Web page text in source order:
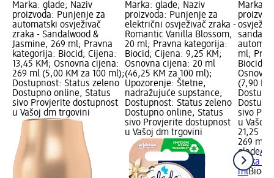
Marka: glade; Naziv
proizvoda: Punjenje za
automatski osvježivač
zraka - Sandalwood &
Jasmine, 269 ml; Pravna
kategorija: Biocid; Cijena:
13,45 KM; Osnovna cijena:
269 ml (5,00 KM za 100 ml);
Dostupnost: Status zeleno
Dostupno online, Status
sivo Provjerite dostupnost
u Vašoj dm trgovini
Marka: glade; Naziv
proizvoda: Punjenje za
električni osvježivač zraka -
Romantic Vanilla Blossom,
20 ml; Pravna kategorija:
Biocid; Cijena: 9,25 KM;
Osnovna cijena: 20 ml
(46,25 KM za 100 ml);
Upozorenje: Štetne,
nadražujuće supstance;
Dostupnost: Status zeleno
Dostupno online, Status
sivo Provjerite dostupnost
u Vašoj dm trgovini
Marka:
ml;
Biocid;
(7,90
sivo
u Vašoj
21,25 KM
269 ml
glade
zraka –
mlBiocid